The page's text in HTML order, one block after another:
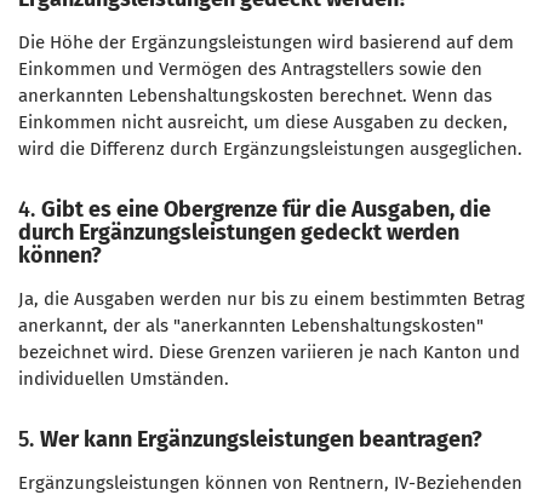
Die Höhe der Ergänzungsleistungen wird basierend auf dem
Einkommen und Vermögen des Antragstellers sowie den
anerkannten Lebenshaltungskosten berechnet. Wenn das
Einkommen nicht ausreicht, um diese Ausgaben zu decken,
wird die Differenz durch Ergänzungsleistungen ausgeglichen.
4. Gibt es eine Obergrenze für die Ausgaben, die
durch Ergänzungsleistungen gedeckt werden
können?
Ja, die Ausgaben werden nur bis zu einem bestimmten Betrag
anerkannt, der als "anerkannten Lebenshaltungskosten"
bezeichnet wird. Diese Grenzen variieren je nach Kanton und
individuellen Umständen.
5. Wer kann Ergänzungsleistungen beantragen?
Ergänzungsleistungen können von Rentnern, IV-Beziehenden